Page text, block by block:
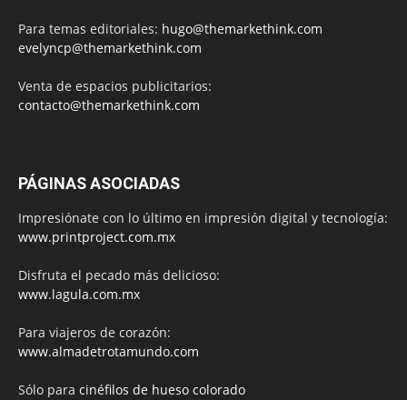
Para temas editoriales: hugo@themarkethink.com
evelyncp@themarkethink.com
Venta de espacios publicitarios:
contacto@themarkethink.com
PÁGINAS ASOCIADAS
Impresiónate con lo último en impresión digital y tecnología:
www.printproject.com.mx
Disfruta el pecado más delicioso:
www.lagula.com.mx
Para viajeros de corazón:
www.almadetrotamundo.com
Sólo para cinéfilos de hueso colorado